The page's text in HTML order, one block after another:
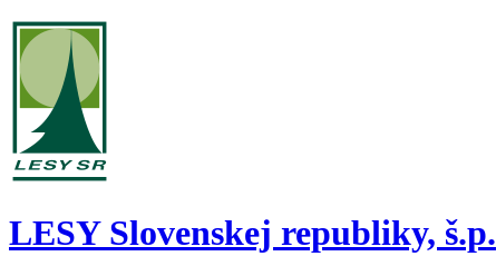
LESY Slovenskej republiky, š.p.